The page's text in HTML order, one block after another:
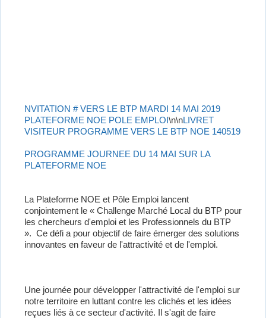
NVITATION # VERS LE BTP MARDI 14 MAI 2019
PLATEFORME NOE POLE EMPLOI\n\nLIVRET
VISITEUR PROGRAMME VERS LE BTP NOE 140519
PROGRAMME JOURNEE DU 14 MAI SUR LA
PLATEFORME NOE
La Plateforme NOE et Pôle Emploi lancent
conjointement le « Challenge Marché Local du BTP pour
les chercheurs d'emploi et les Professionnels du BTP
». Ce défi a pour objectif de faire émerger des solutions
innovantes en faveur de l'attractivité et de l'emploi.
Une journée pour développer l'attractivité de l'emploi sur
notre territoire en luttant contre les clichés et les idées
reçues liés à ce secteur d'activité. Il s'agit de faire